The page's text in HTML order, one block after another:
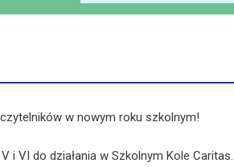
w nowym roku szkolnym!
VI do działania w Szkolnym Kole